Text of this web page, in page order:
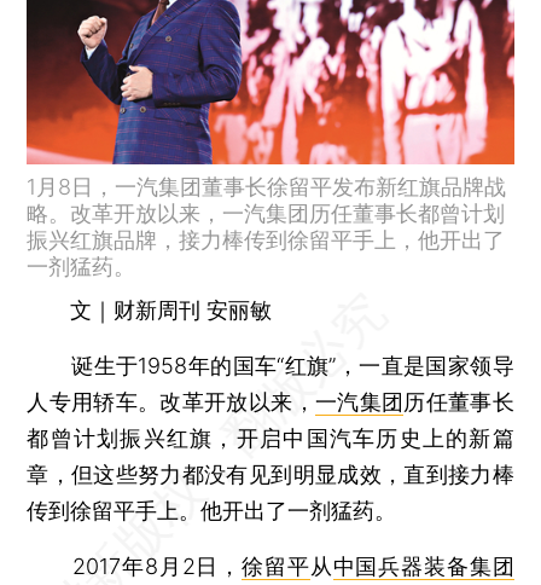
1月8日，一汽集团董事长徐留平发布新红旗品牌战
略。改革开放以来，一汽集团历任董事长都曾计划
振兴红旗品牌，接力棒传到徐留平手上，他开出了
一剂猛药。
文｜财新周刊 安丽敏
诞生于1958年的国车“红旗”，一直是国家领导
人专用轿车。改革开放以来， 一汽集团历任董事长
都曾计划振兴红旗，开启中国汽车历史上的新篇
章，但这些努力都没有见到明显成效，直到接力棒
传到徐留平手上。他开出了一剂猛药。
2017年8月2日，徐留平从中国兵器装备集团